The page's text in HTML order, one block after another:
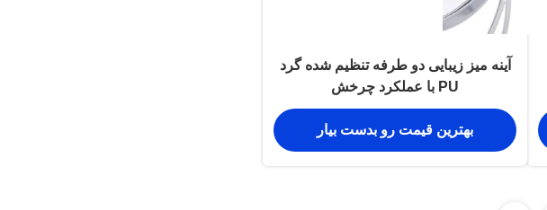
آینه میز زیبایی دو طرفه تنظیم شده گرد
PU با عملکرد چرخش
بهترین قیمت رو بدست بیار